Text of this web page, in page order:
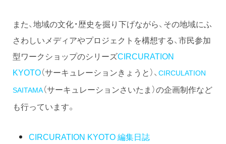
また、地域の文化・歴史を掘り下げながら、その地域にふ
さわしいメディアやプロジェクトを構想する、市民参加
型ワークショップのシリーズCIRCURATION
KYOTO（サーキュレーションきょうと）、 CIRCULATION
SAITAMA（サーキュレーションさいたま）の企画制作など
も行っています。
CIRCURATION KYOTO 編集日誌